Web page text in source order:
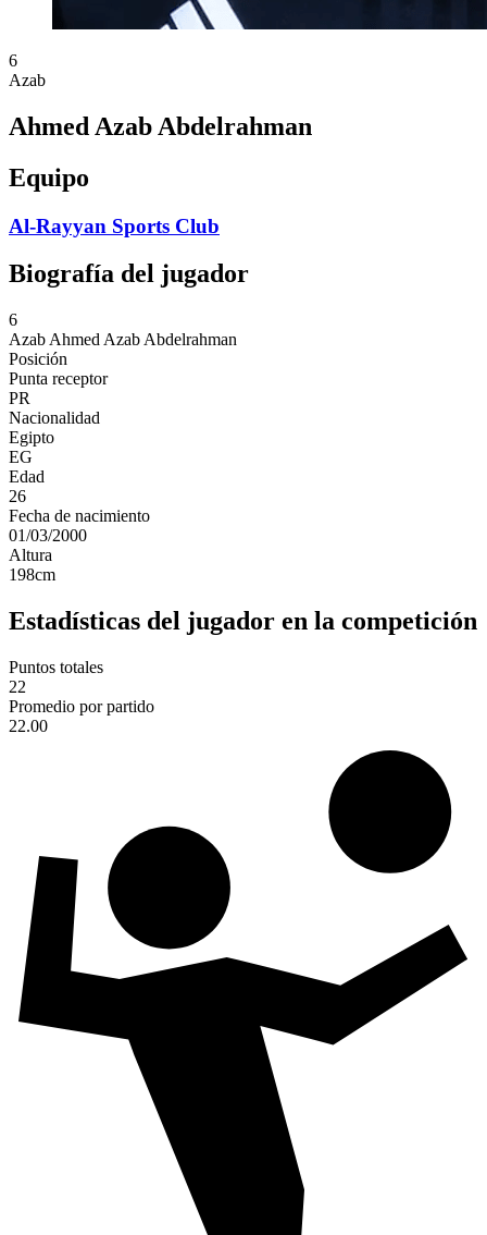
6
Azab
Ahmed Azab Abdelrahman
Equipo
Al-Rayyan Sports Club
Biografía del jugador
6
Azab Ahmed Azab Abdelrahman
Posición
Punta receptor
PR
Nacionalidad
Egipto
EG
Edad
26
Fecha de nacimiento
01/03/2000
Altura
198cm
Estadísticas del jugador en la competición
Puntos totales
22
Promedio por partido
22.00